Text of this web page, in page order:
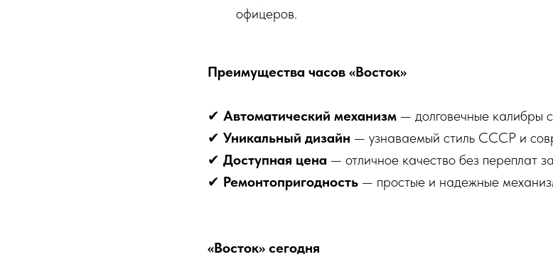
офицеров.
Преимущества часов «Восток»
✔ Автоматический механизм — долговечные калибры
✔ Уникальный дизайн — узнаваемый стиль СССР и
✔ Доступная цена — отличное качество без переплат
✔ Ремонтопригодность — простые и надежные
«Восток» сегодня